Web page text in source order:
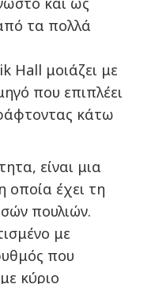
τα πολλά
Hall μοιάζει με
που επιπλέει
κάτω
είναι μια
οποία έχει τη
πουλιών.
με
που
κύριο